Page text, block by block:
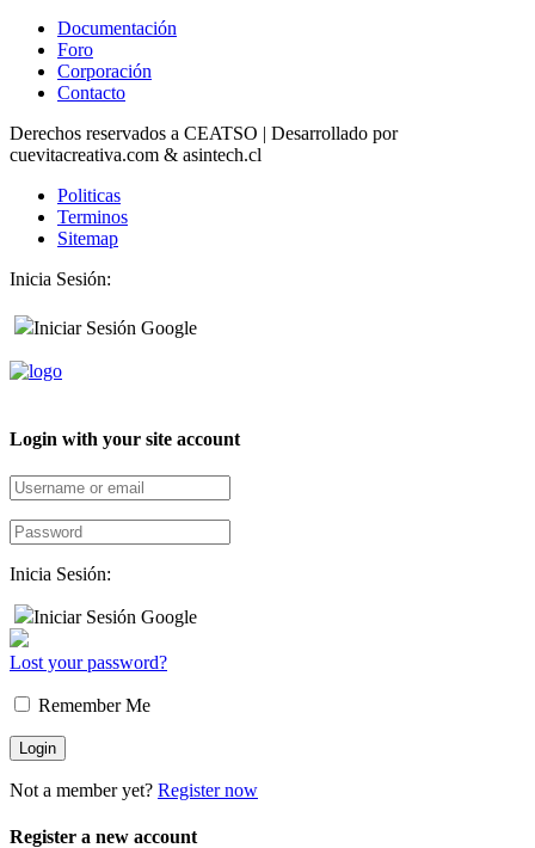
Documentación
Foro
Corporación
Contacto
Derechos reservados a CEATSO | Desarrollado por
cuevitacreativa.com & asintech.cl
Politicas
Terminos
Sitemap
Inicia Sesión:
Iniciar Sesión Google
Login with your site account
Inicia Sesión:
Iniciar Sesión Google
Lost your password?
Remember Me
Not a member yet? Register now
Register a new account